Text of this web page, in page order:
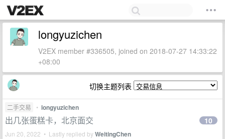
longyuzichen
V2EX member #336505, joined on 2018-07-27 14:33:22
+08:00
切换主题列表
二手交易 • longyuzichen
出几张蛋糕卡，北京面交
Jun 20, 2022 • Lastly replied byWeitingChen
10